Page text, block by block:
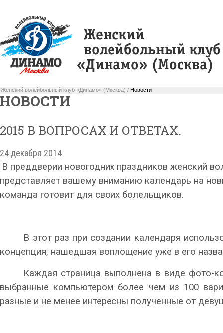
Женский волейбольный клуб «Динамо» (Москва) / Новости
НОВОСТИ
2015 В ВОПРОСАХ И ОТВЕТАХ.
24 декабря 2014
В преддверии новогодних праздников женский
представляет вашему вниманию календарь на
команда готовит для своих болельщиков.
В этот раз при создании календаря
концепция, нашедшая воплощение уже в его
Каждая страница выполнена в виде фото-
выбранные компьютером более чем из 100
разные и не менее интересны полученные от